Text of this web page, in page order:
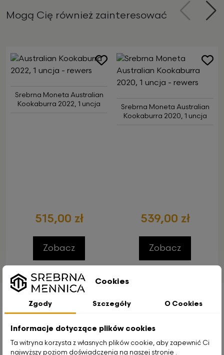
Mogą Cię również zainteresować
Srebrna Moneta Australian
Kookaburra 2022, 1 uncja
515,00 zł
Zobacz
Srebrna Moneta Australian
Kookaburra 2020, 1 uncja
539,00 zł
Zobacz
Poprzedni
Klienci, którzy zakupili ten
Cookies
Zgody Szczegóły O Cookies
Informacje dotyczące plików cookies
Ta witryna korzysta z własnych plików cookie, aby zapewnić Ci
najwyższy poziom doświadczenia na naszej stronie .